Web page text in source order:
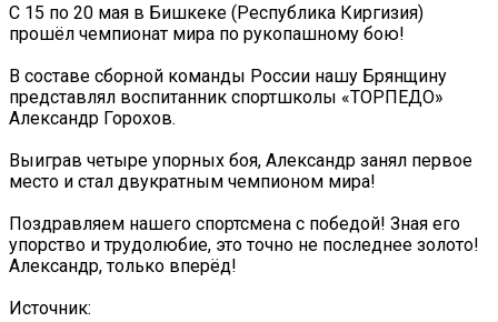
С 15 по 20 мая в Бишкеке (Республика Киргизия)
прошёл чемпионат мира по рукопашному бою!
В составе сборной команды России нашу Брянщину
представлял воспитанник спортшколы «ТОРПЕДО»
Александр Горохов.
Выиграв четыре упорных боя, Александр занял первое
место и стал двукратным чемпионом мира!
Поздравляем нашего спортсмена с победой! Зная его
упорство и трудолюбие, это точно не последнее золото!
Александр, только вперёд!
Источник: